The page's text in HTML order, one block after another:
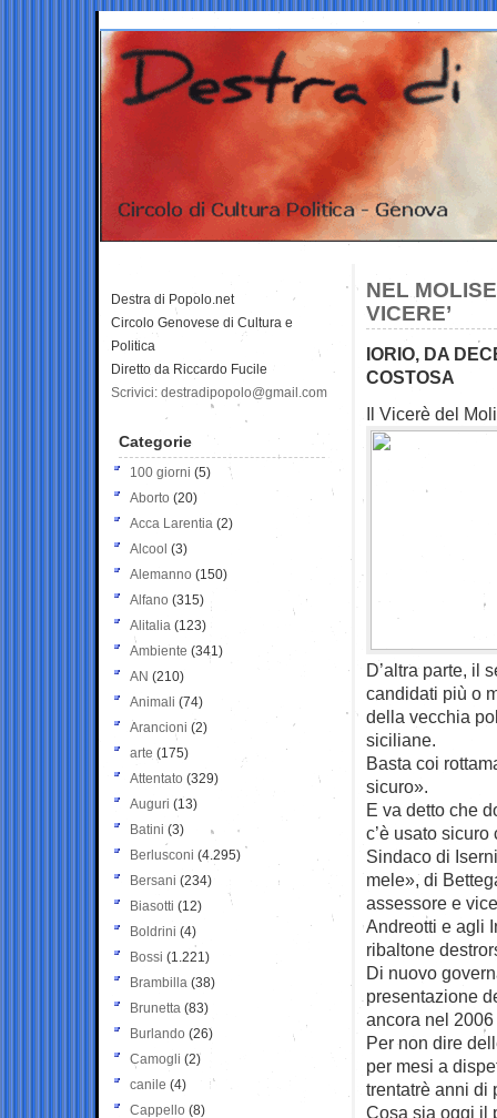
NEL
VICERE’
IORIO, DA
COSTOSA
Il Vicerè del
D’altra parte, il
candidati più o
della vecchia
siciliane.
Basta coi
sicuro».
E va detto che
c’è usato
Sindaco di
mele», di
assessore e
Andreotti e agli
ribaltone
Di nuovo
presentazione
ancora nel
Per non dire
per mesi a
trentatrè anni di
Cosa sia oggi il
Destra di Popolo.net
Circolo Genovese di Cultura e
Politica
Diretto da Riccardo Fucile
Scrivici: destradipopolo@gmail.com
Categorie
100 giorni (5)
Aborto (20)
Acca Larentia (2)
Alcool (3)
Alemanno (150)
Alfano (315)
Alitalia (123)
Ambiente (341)
AN (210)
Animali (74)
Arancioni (2)
arte (175)
Attentato (329)
Auguri (13)
Batini (3)
Berlusconi (4.295)
Bersani (234)
Biasotti (12)
Boldrini (4)
Bossi (1.221)
Brambilla (38)
Brunetta (83)
Burlando (26)
Camogli (2)
canile (4)
Cappello (8)